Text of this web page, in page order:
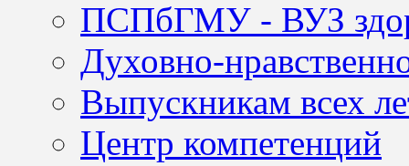
ПСПбГМУ - ВУЗ
Духовно-
Выпускникам всех
Центр компетенций